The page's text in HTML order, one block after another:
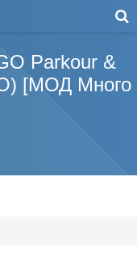
Parkour &
[МОД Много